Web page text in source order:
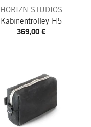
HORIZN STUDIOS
Kabinentrolley H5
369,00 €